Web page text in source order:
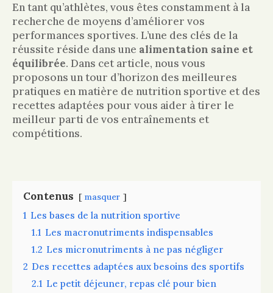
En tant qu’athlètes, vous êtes constamment à la
recherche de moyens d’améliorer vos
performances sportives. L’une des clés de la
réussite réside dans une alimentation saine et
équilibrée. Dans cet article, nous vous
proposons un tour d’horizon des meilleures
pratiques en matière de nutrition sportive et des
recettes adaptées pour vous aider à tirer le
meilleur parti de vos entraînements et
compétitions.
Contenus masquer
1 Les bases de la nutrition sportive
1.1 Les macronutriments indispensables
1.2 Les micronutriments à ne pas négliger
2 Des recettes adaptées aux besoins des sportifs
2.1 Le petit déjeuner, repas clé pour bien